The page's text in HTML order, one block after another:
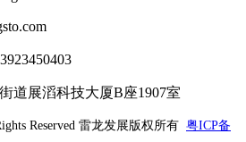
道展滔科技大厦B座1907室
Reserved 雷龙发展版权所有 粤ICP备